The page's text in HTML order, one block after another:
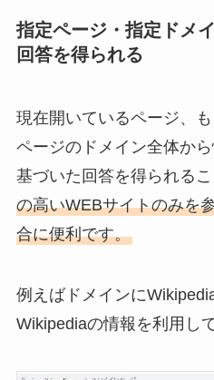
指定ページ・指定ドメ
回答を得られる
現在開いているページ、
ページのドメイン全体か
基づいた回答を得られるこ
の高いWEBサイトのみを
合に便利です。
例えばドメインに
Wikipediaの情報を利用し